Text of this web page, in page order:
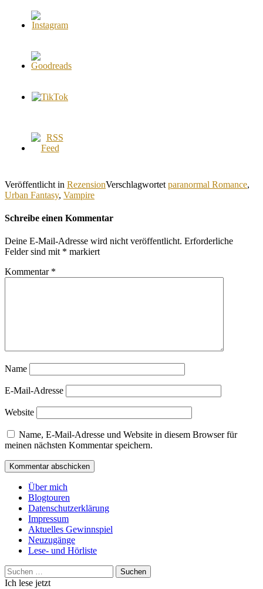
Veröffentlicht in RezensionVerschlagwortet paranormal Romance,
Urban Fantasy, Vampire
Schreibe einen Kommentar
Deine E-Mail-Adresse wird nicht veröffentlicht. Erforderliche
Felder sind mit * markiert
Kommentar *
Name
E-Mail-Adresse
Website
Name, E-Mail-Adresse und Website in diesem Browser für
meinen nächsten Kommentar speichern.
Über mich
Blogtouren
Datenschutzerklärung
Impressum
Aktuelles Gewinnspiel
Neuzugänge
Lese- und Hörliste
Suchen
nach:
Ich lese jetzt